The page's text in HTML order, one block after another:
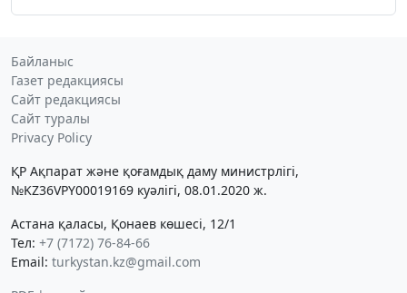
Байланыс
Газет редакциясы
Сайт редакциясы
Сайт туралы
Privacy Policy
ҚР Ақпарат және қоғамдық даму министрлігі,
№KZ36VPY00019169 куәлігі, 08.01.2020 ж.
Астана қаласы, Қонаев көшесі, 12/1
Тел: +7 (7172) 76-84-66
Email: turkystan.kz@gmail.com